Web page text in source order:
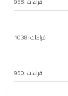
قراءات :1038
قراءات :950